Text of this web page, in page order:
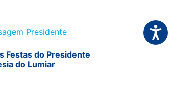
Festas do Presidente
do Lumiar